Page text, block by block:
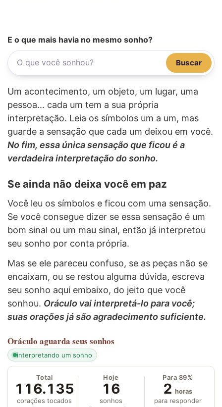
E o que mais havia no mesmo sonho?
Buscar
Um acontecimento, um objeto, um lugar, uma
pessoa... cada um tem a sua própria
interpretação. Leia os símbolos um a um, mas
guarde a sensação que cada um deixou em você.
No fim, essa única sensação que ficou é a
verdadeira interpretação do sonho.
Se ainda não deixa você em paz
Você leu os símbolos e ficou com uma sensação.
Se você consegue dizer se essa sensação é um
bom sinal ou um mau sinal, então já interpretou
seu sonho por conta própria.
Mas se ele pareceu confuso, se as peças não se
encaixam, ou se restou alguma dúvida, escreva
seu sonho aqui embaixo, do jeito que você
sonhou. Oráculo vai interpretá-lo para você;
suas orações já são agradecimento suficiente.
Oráculo aguarda seus sonhos
interpretando um sonho
Total
116.135
corações tocados
Hoje
16
sonhos
Para 89%
2 horas
para responder